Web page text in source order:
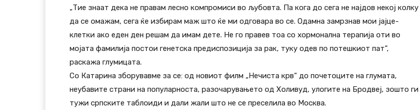
„Тие знаат дека не правам лесно компромиси во љубовта. Па кога до сега не најдов некој колку
да се омажам, сега ќе избирам маж што ќе ми одговара во сe. Одамна замрзнав мои јајце-
клетки ако еден ден решам да имам дете. Не го правев тоа со хормонална терапија оти во
мојата фамилија постои генетска предиспозиција за рак, туку одев по потешкиот пат“,
раскажа глумицата.
Со Катарина зборувавме за сe: од новиот филм „Нечиста крв“ до почетоците на глумата,
неубавите страни на популарноста, разочарувањето од Холивуд, улогите на Бродвеј, зошто ги
тужи српските таблоиди и дали жали што не се преселила во Москва.